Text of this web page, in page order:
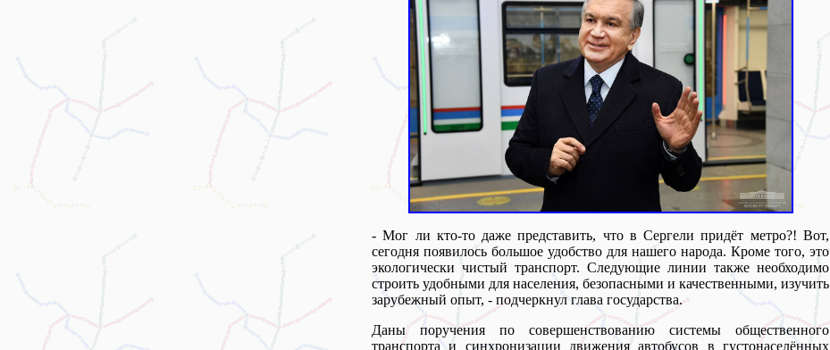
- Мог ли кто-то даже представить, что в Сергели придёт метро?! Вот,
сегодня появилось большое удобство для нашего народа. Кроме того, это
экологически чистый транспорт. Следующие линии также необходимо
строить удобными для населения, безопасными и качественными, изучить
зарубежный опыт, - подчеркнул глава государства.
Даны поручения по совершенствованию системы общественного
транспорта и синхронизации движения автобусов в густонаселённых